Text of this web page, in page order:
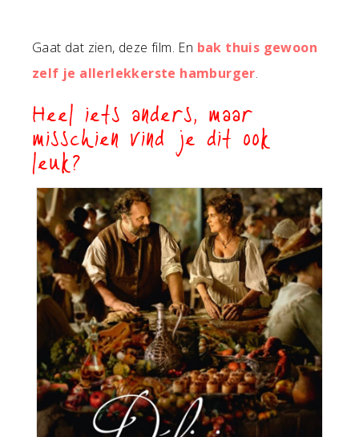
Gaat dat zien, deze film. En bak thuis gewoon
zelf je allerlekkerste hamburger.
Heel iets anders, maar
misschien vind je dit ook
leuk?